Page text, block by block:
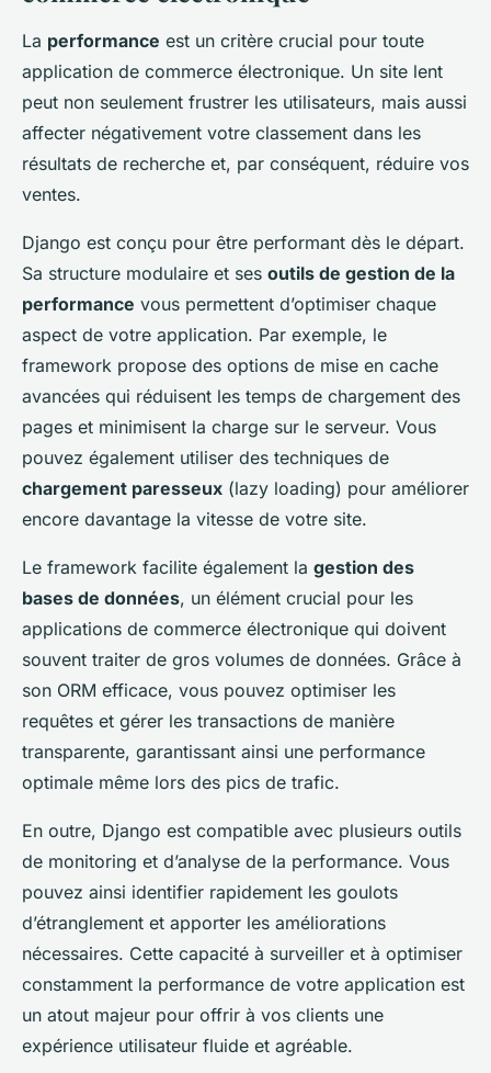
La performance est un critère crucial pour toute
application de commerce électronique. Un site lent
peut non seulement frustrer les utilisateurs, mais aussi
affecter négativement votre classement dans les
résultats de recherche et, par conséquent, réduire vos
ventes.
Django est conçu pour être performant dès le départ.
Sa structure modulaire et ses outils de gestion de la
performance vous permettent d’optimiser chaque
aspect de votre application. Par exemple, le
framework propose des options de mise en cache
avancées qui réduisent les temps de chargement des
pages et minimisent la charge sur le serveur. Vous
pouvez également utiliser des techniques de
chargement paresseux (lazy loading) pour améliorer
encore davantage la vitesse de votre site.
Le framework facilite également la gestion des
bases de données, un élément crucial pour les
applications de commerce électronique qui doivent
souvent traiter de gros volumes de données. Grâce à
son ORM efficace, vous pouvez optimiser les
requêtes et gérer les transactions de manière
transparente, garantissant ainsi une performance
optimale même lors des pics de trafic.
En outre, Django est compatible avec plusieurs outils
de monitoring et d’analyse de la performance. Vous
pouvez ainsi identifier rapidement les goulots
d’étranglement et apporter les améliorations
nécessaires. Cette capacité à surveiller et à optimiser
constamment la performance de votre application est
un atout majeur pour offrir à vos clients une
expérience utilisateur fluide et agréable.